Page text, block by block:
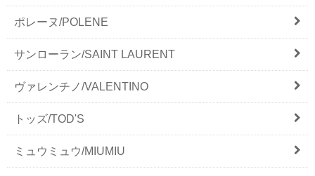
ポレーヌ/POLENE
サンローラン/SAINT LAURENT
ヴァレンチノ/VALENTINO
トッズ/TOD'S
ミュウミュウ/MIUMIU